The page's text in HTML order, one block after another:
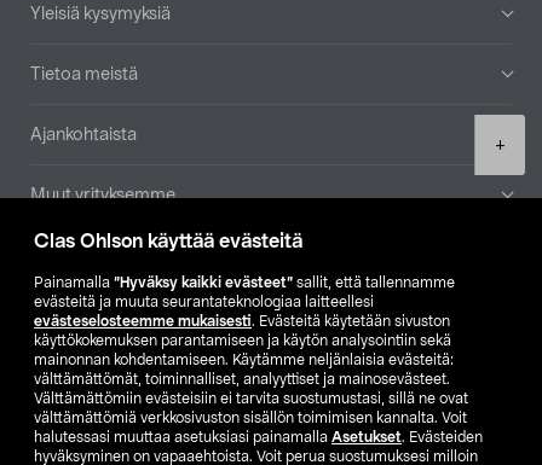
Clas Ohlson käyttää evästeitä
Painamalla ”Hyväksy kaikki evästeet” sallit, että tallennamme
evästeitä ja muuta seurantateknologiaa laitteellesi
evästeselosteemme mukaisesti. Evästeitä käytetään sivuston
käyttökokemuksen parantamiseen ja käytön analysointiin sekä
mainonnan kohdentamiseen. Käytämme neljänlaisia evästeitä:
välttämättömät, toiminnalliset, analyyttiset ja mainosevästeet.
Välttämättömiin evästeisiin ei tarvita suostumustasi, sillä ne ovat
välttämättömiä verkkosivuston sisällön toimimisen kannalta. Voit
halutessasi muuttaa asetuksiasi painamalla Asetukset. Evästeiden
hyväksyminen on vapaaehtoista. Voit perua suostumuksesi milloin
+
Yleisiä kysymyksiä
Tietoa meistä
Ajankohtaista
Muut yrityksemme
Etsi myymälä
SE NO FI
FI SV